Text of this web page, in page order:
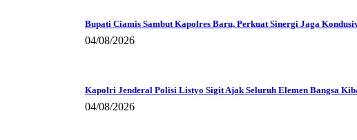
Bupati Ciamis Sambut Kapolres Baru, Perkuat Sinergi Jaga
04/08/2026
Kapolri Jenderal Polisi Listyo Sigit Ajak Seluruh Elemen Bangsa
04/08/2026